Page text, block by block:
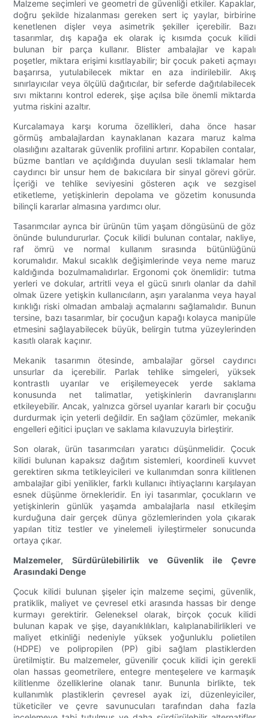
Malzeme seçimleri ve geometri de güvenliği etkiler. Kapaklar,
doğru şekilde hizalanması gereken sert iç yaylar, birbirine
kenetlenen dişler veya asimetrik şekiller içerebilir. Bazı
tasarımlar, dış kapağa ek olarak iç kısımda çocuk kilidi
bulunan bir parça kullanır. Blister ambalajlar ve kapalı
poşetler, miktara erişimi kısıtlayabilir; bir çocuk paketi açmayı
başarırsa, yutulabilecek miktar en aza indirilebilir. Akış
sınırlayıcılar veya ölçülü dağıtıcılar, bir seferde dağıtılabilecek
sıvı miktarını kontrol ederek, şişe açılsa bile önemli miktarda
yutma riskini azaltır.
Kurcalamaya karşı koruma özellikleri, daha önce hasar
görmüş ambalajlardan kaynaklanan kazara maruz kalma
olasılığını azaltarak güvenlik profilini artırır. Kopabilen contalar,
büzme bantları ve açıldığında duyulan sesli tıklamalar hem
caydırıcı bir unsur hem de bakıcılara bir sinyal görevi görür.
İçeriği ve tehlike seviyesini gösteren açık ve sezgisel
etiketleme, yetişkinlerin depolama ve gözetim konusunda
bilinçli kararlar almasına yardımcı olur.
Tasarımcılar ayrıca bir ürünün tüm yaşam döngüsünü de göz
önünde bulundururlar. Çocuk kilidi bulunan contalar, nakliye,
raf ömrü ve normal kullanım sırasında bütünlüğünü
korumalıdır. Makul sıcaklık değişimlerinde veya neme maruz
kaldığında bozulmamalıdırlar. Ergonomi çok önemlidir: tutma
yerleri ve dokular, artritli veya el gücü sınırlı olanlar da dahil
olmak üzere yetişkin kullanıcıların, aşırı yaralanma veya hayal
kırıklığı riski olmadan ambalajı açmalarını sağlamalıdır. Bunun
tersine, bazı tasarımlar, bir çocuğun kapağı kolayca manipüle
etmesini sağlayabilecek büyük, belirgin tutma yüzeylerinden
kasıtlı olarak kaçınır.
Mekanik tasarımın ötesinde, ambalajlar görsel caydırıcı
unsurlar da içerebilir. Parlak tehlike simgeleri, yüksek
kontrastlı uyarılar ve erişilemeyecek yerde saklama
konusunda net talimatlar, yetişkinlerin davranışlarını
etkileyebilir. Ancak, yalnızca görsel uyarılar kararlı bir çocuğu
durdurmak için yeterli değildir. En sağlam çözümler, mekanik
engelleri eğitici ipuçları ve saklama kılavuzuyla birleştirir.
Son olarak, ürün tasarımcıları yaratıcı düşünmelidir. Çocuk
kilidi bulunan kapaksız dağıtım sistemleri, koordineli kuvvet
gerektiren sıkma tetikleyicileri ve kullanımdan sonra kilitlenen
ambalajlar gibi yenilikler, farklı kullanıcı ihtiyaçlarını karşılayan
esnek düşünme örnekleridir. En iyi tasarımlar, çocukların ve
yetişkinlerin günlük yaşamda ambalajlarla nasıl etkileşim
kurduğuna dair gerçek dünya gözlemlerinden yola çıkarak
yapılan titiz testler ve yinelemeli iyileştirmeler sonucunda
ortaya çıkar.
Malzemeler, Sürdürülebilirlik ve Güvenlik ile Çevre
Arasındaki Denge
Çocuk kilidi bulunan şişeler için malzeme seçimi, güvenlik,
pratiklik, maliyet ve çevresel etki arasında hassas bir denge
kurmayı gerektirir. Geleneksel olarak, birçok çocuk kilidi
bulunan kapak ve şişe, dayanıklılıkları, kalıplanabilirlikleri ve
maliyet etkinliği nedeniyle yüksek yoğunluklu polietilen
(HDPE) ve polipropilen (PP) gibi sağlam plastiklerden
üretilmiştir. Bu malzemeler, güvenilir çocuk kilidi için gerekli
olan hassas geometrilere, entegre menteşelere ve karmaşık
kilitlenme özelliklerine olanak tanır. Bununla birlikte, tek
kullanımlık plastiklerin çevresel ayak izi, düzenleyiciler,
tüketiciler ve çevre savunucuları tarafından daha fazla